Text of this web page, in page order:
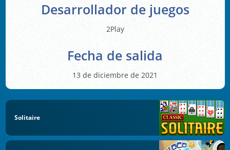
Desarrollador de juegos
2Play
Fecha de salida
13 de diciembre de 2021
Solitaire